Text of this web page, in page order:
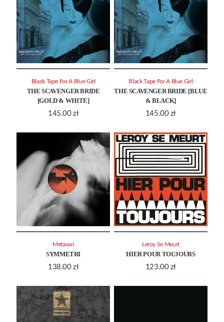
THE SCAVENGER BRIDE
[GOLD & WHITE]
145.00 zł
Black Tape For A Blue Girl
THE SCAVENGER BRIDE [BLUE
& BLACK]
145.00 zł
Black Tape For A Blue Girl
SYMMETRI
138.00 zł
Metavari
HIER POUR TOUJOURS
123.00 zł
Leroy Se Meurt